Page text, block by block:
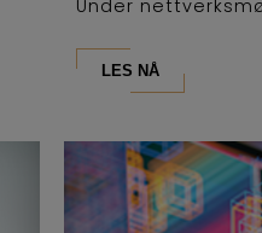
Under
LES NÅ